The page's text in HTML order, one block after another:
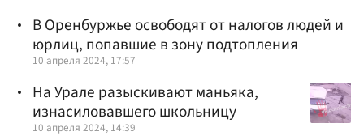
В Оренбуржье освободят от налогов людей и
юрлиц, попавшие в зону подтопления
10 апреля 2024, 17:57
На Урале разыскивают маньяка,
изнасиловавшего школьницу
10 апреля 2024, 14:39